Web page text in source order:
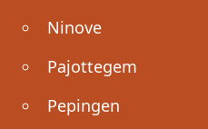
Ninove
Pajottegem
Pepingen